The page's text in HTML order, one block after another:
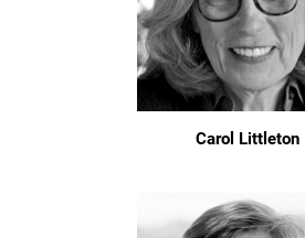
Carol Littleton